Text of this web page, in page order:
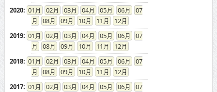
2020: 01 02 03 04 05 06
07
08
09 10 11
12
2019: 01 02 03 04 05 06
07
08
09 10 11
12
2018: 01 02 03 04 05 06
07
08
09 10 11
12
2017: 01 02 03 04 05 06
07